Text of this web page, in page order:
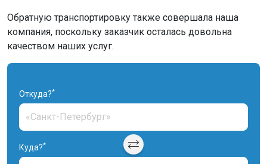
Обратную транспортировку также совершала наша
компания, поскольку заказчик осталась довольна
качеством наших услуг.
Откуда?*
Куда?*